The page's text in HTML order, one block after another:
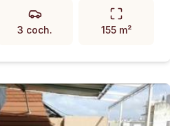
3 coch. 155 m²